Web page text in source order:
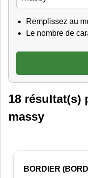
Remplissez au
Le nombre de
18 résultat(s)
massy
BORDIER